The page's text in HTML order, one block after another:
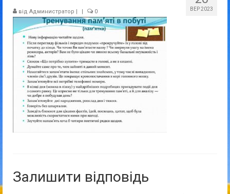
Батькам та учням
Прозорість та відкритість
ВЕР 2023
від Администратор | | 0
Залишити відповідь